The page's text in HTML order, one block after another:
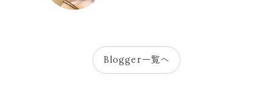
Blogger一覧へ